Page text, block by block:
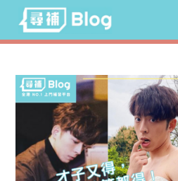
content